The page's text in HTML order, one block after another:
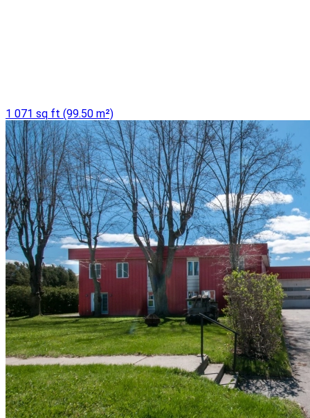
1 071 sq ft (99.50 m²)